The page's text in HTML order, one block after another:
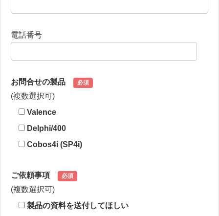
電話番号
お問合せの製品 必須
(複数選択可)
Valence
Delphi/400
Cobos4i (SP4i)
ご依頼事項 必須
(複数選択可)
製品の資料を送付してほしい